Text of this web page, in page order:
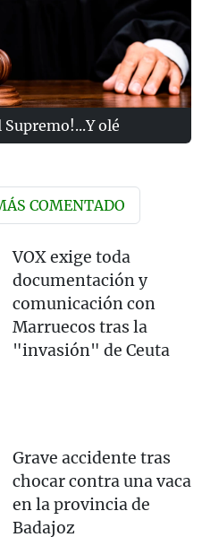
olé
COMENTADO
VOX exige toda
documentación y
comunicación con
Marruecos tras la
"invasión" de Ceuta
Grave accidente tras
chocar contra una vaca
en la provincia de
Badajoz